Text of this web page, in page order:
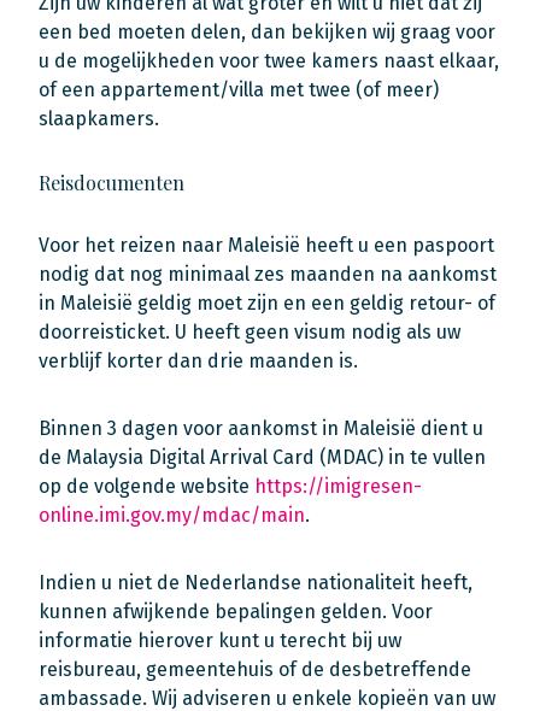
een bed moeten delen, dan bekijken wij graag voor
u de mogelijkheden voor twee kamers naast elkaar,
of een appartement/villa met twee (of meer)
slaapkamers.
Reisdocumenten
Voor het reizen naar Maleisië heeft u een paspoort
nodig dat nog minimaal zes maanden na aankomst
in Maleisië geldig moet zijn en een geldig retour- of
doorreisticket. U heeft geen visum nodig als uw
verblijf korter dan drie maanden is.
Binnen 3 dagen voor aankomst in Maleisië dient u
de Malaysia Digital Arrival Card (MDAC) in te vullen
op de volgende website https://imigresen-
online.imi.gov.my/mdac/main.
Indien u niet de Nederlandse nationaliteit heeft,
kunnen afwijkende bepalingen gelden. Voor
informatie hierover kunt u terecht bij uw
reisbureau, gemeentehuis of de desbetreffende
ambassade. Wij adviseren u enkele kopieën van uw